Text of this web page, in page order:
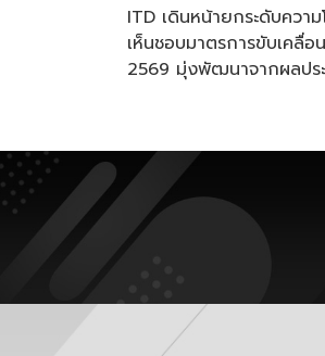
ITD เดินหน้ายกระดับความ
เห็นชอบมาตรการขับเคลื่อ
2569 มุ่งพัฒนาจากผลประ